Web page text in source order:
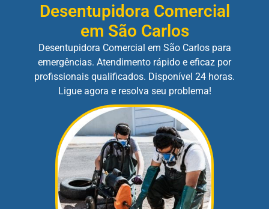
Desentupidora Comercial
em São Carlos
Desentupidora Comercial em São Carlos para
emergências. Atendimento rápido e eficaz por
profissionais qualificados. Disponível 24 horas.
Ligue agora e resolva seu problema!